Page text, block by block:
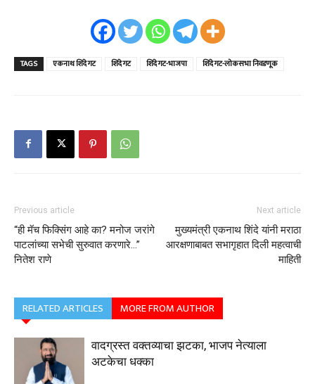
TAGS एकनाथ शिंदे गट शिंदे गट शिंदे गट-भाजपा शिंदे गट-लोकसभा निवडणूक
Previous article
“ही मॅच फिक्सिंग आहे का? मनोज जरांगे
पाटलांच्या सभेची सुरुवात करणारे…”
नितेश राणे
Next article
मुख्यमंत्री एकनाथ शिंदे यांनी मराठा
आरक्षणाबाबत सभागृहात दिली महत्वाची
माहिती
RELATED ARTICLES MORE FROM AUTHOR
वादग्रस्त वक्तव्याचा झटका, भाजप नेत्याला
अटकेचा धक्का